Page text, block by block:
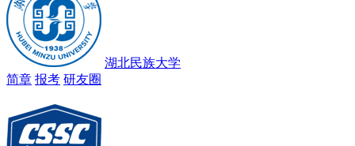
湖北民族大学
简章 报考 研友圈